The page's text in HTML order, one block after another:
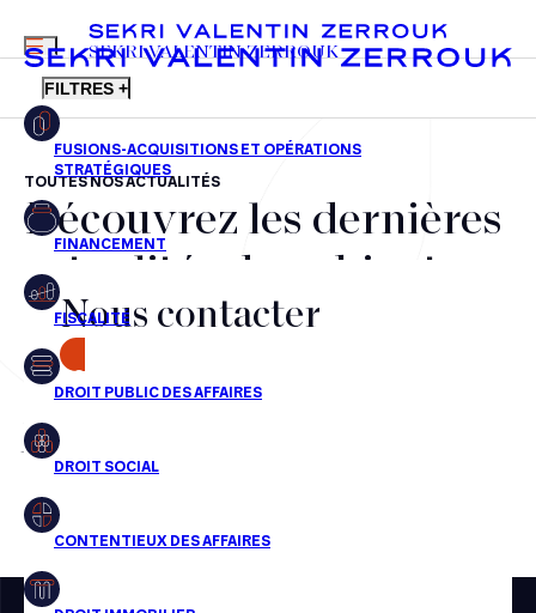
FR EN
MENU
SEKRI VALENTIN ZERROUK
FILTRES +
Fusions-acquisitions et opérations stratégiques
Financement
Fiscalité
Droit public des affaires
Droit social
Droit immobilier
Restructuring
TOUTES NOS ACTUALITÉS
Découvrez les dernières
actualités du cabinet,
nos récompenses et nos
transactions, jour après
jour
Aucun résultats pour cette recherche
Nous contacter